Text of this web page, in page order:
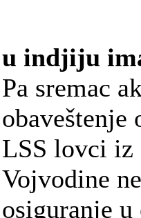
u indjiju
Pa sremac
LSS lovci iz
Vojvodine
osiguranje